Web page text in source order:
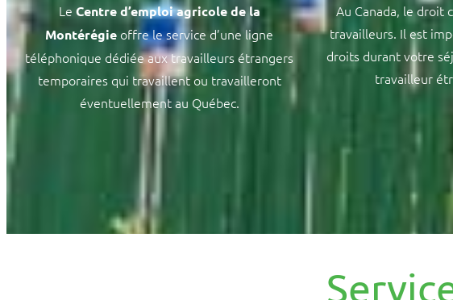
Le Centre d’emploi agricole de la
Montérégieoffre le service d’une ligne
téléphonique dédiée aux travailleurs étrangers
temporaires qui travaillent ou travailleront
éventuellement au Québec.
Au Canada, le droit
travailleurs. Il est
droits durant votre
travailleur